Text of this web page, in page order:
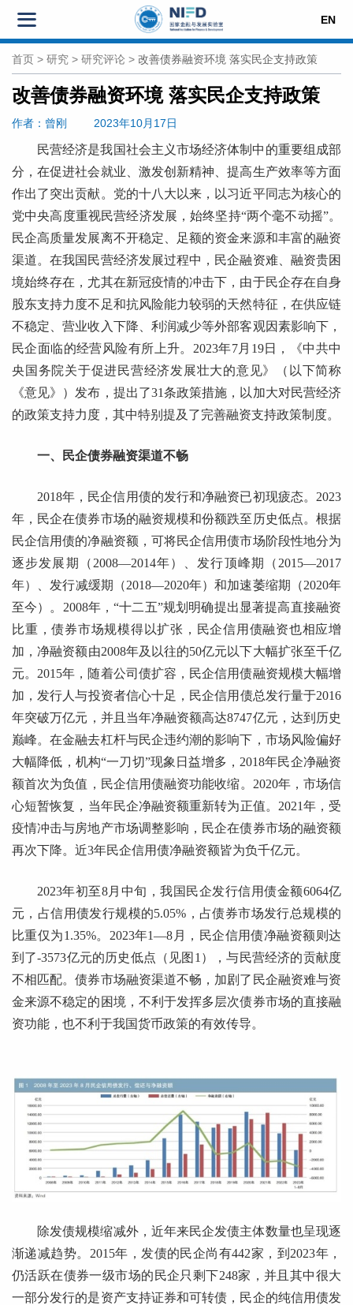
EN
首页 > 研究 > 研究评论 > 改善债券融资环境 落实民企支持政策
改善债券融资环境 落实民企支持政策
作者 ：曾刚 2023年10月17日
民营经济是我国社会主义市场经济体制中的重要组成部
分，在促进社会就业、激发创新精神、提高生产效率等方面
作出了突出贡献。党的十八大以来，以习近平同志为核心的
党中央高度重视民营经济发展，始终坚持“两个毫不动摇”。
民企高质量发展离不开稳定、足额的资金来源和丰富的融资
渠道。在我国民营经济发展过程中，民企融资难、融资贵困
境始终存在，尤其在新冠疫情的冲击下，由于民企存在自身
股东支持力度不足和抗风险能力较弱的天然特征，在供应链
不稳定、营业收入下降、利润减少等外部客观因素影响下，
民企面临的经营风险有所上升。2023年7月19日，《中共中
央国务院关于促进民营经济发展壮大的意见》（以下简称
《意见》）发布，提出了31条政策措施，以加大对民营经济
的政策支持力度，其中特别提及了完善融资支持政策制度。
一、民企债券融资渠道不畅
2018年，民企信用债的发行和净融资已初现疲态。2023
年，民企在债券市场的融资规模和份额跌至历史低点。根据
民企信用债的净融资额，可将民企信用债市场阶段性地分为
逐步发展期（2008—2014年）、发行顶峰期（2015—2017
年）、发行减缓期（2018—2020年）和加速萎缩期（2020年
至今）。2008年，“十二五”规划明确提出显著提高直接融资
比重，债券市场规模得以扩张，民企信用债融资也相应增
加，净融资额由2008年及以往的50亿元以下大幅扩张至千亿
元。2015年，随着公司债扩容，民企信用债融资规模大幅增
加，发行人与投资者信心十足，民企信用债总发行量于2016
年突破万亿元，并且当年净融资额高达8747亿元，达到历史
巅峰。在金融去杠杆与民企违约潮的影响下，市场风险偏好
大幅降低，机构“一刀切”现象日益增多，2018年民企净融资
额首次为负值，民企信用债融资功能收缩。2020年，市场信
心短暂恢复，当年民企净融资额重新转为正值。2021年，受
疫情冲击与房地产市场调整影响，民企在债券市场的融资额
再次下降。近3年民企信用债净融资额皆为负千亿元。
2023年初至8月中旬，我国民企发行信用债金额6064亿
元，占信用债发行规模的5.05%，占债券市场发行总规模的
比重仅为1.35%。2023年1—8月，民企信用债净融资额则达
到了-3573亿元的历史低点（见图1），与民营经济的贡献度
不相匹配。债券市场融资渠道不畅，加剧了民企融资难与资
金来源不稳定的困境，不利于发挥多层次债券市场的直接融
资功能，也不利于我国货币政策的有效传导。
除发债规模缩减外，近年来民企发债主体数量也呈现逐
渐递减趋势。2015年，发债的民企尚有442家，到2023年，
仍活跃在债券一级市场的民企只剩下248家，并且其中很大
一部分发行的是资产支持证券和可转债，民企的纯信用债发